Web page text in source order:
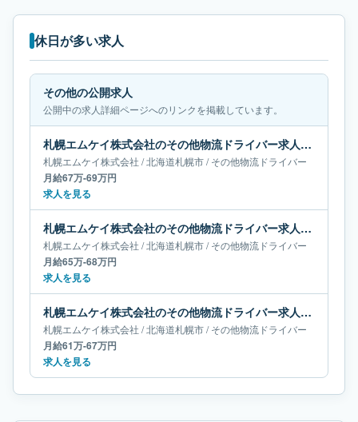
休日が多い求人
その他の公開求人
公開中の求人詳細ページへのリンクを掲載しています。
札幌エムケイ株式会社のその他物流ドライバー求人｜北海道札幌市｜月給67万-69万円
札幌エムケイ株式会社 /北海道札幌市/その他物流ドライバー
月給67万-69万円
求人を見る
札幌エムケイ株式会社のその他物流ドライバー求人｜北海道札幌市｜月給65万-68万円
札幌エムケイ株式会社 /北海道札幌市/その他物流ドライバー
月給65万-68万円
求人を見る
札幌エムケイ株式会社のその他物流ドライバー求人｜北海道札幌市｜月給61万-67万円
札幌エムケイ株式会社 /北海道札幌市/その他物流ドライバー
月給61万-67万円
求人を見る